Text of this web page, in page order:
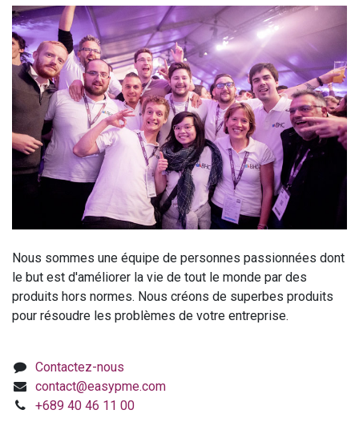
Nous sommes une équipe de personnes passionnées dont
le but est d'améliorer la vie de tout le monde par des
produits hors normes. Nous créons de superbes produits
pour résoudre les problèmes de votre entreprise.
Contactez-nous
contact@easypme.com
+689 40 46 11 00